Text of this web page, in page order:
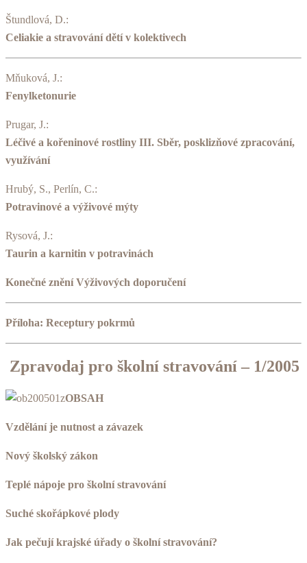
Štundlová, D.:
Celiakie a stravování dětí v kolektivech
Mňuková, J.:
Fenylketonurie
Prugar, J.:
Léčivé a kořeninové rostliny III. Sběr, posklizňové zpracování,
využívání
Hrubý, S., Perlín, C.:
Potravinové a výživové mýty
Rysová, J.:
Taurin a karnitin v potravinách
Konečné znění Výživových doporučení
Příloha: Receptury pokrmů
Zpravodaj pro školní stravování – 1/2005
OBSAH
Vzdělání je nutnost a závazek
Nový školský zákon
Teplé nápoje pro školní stravování
Suché skořápkové plody
Jak pečují krajské úřady o školní stravování?